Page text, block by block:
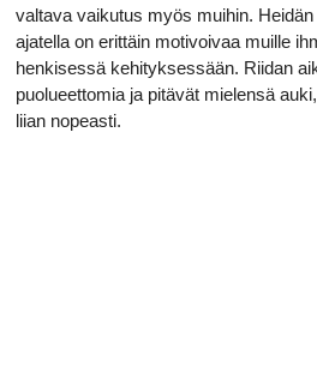
valtava vaikutus myös muihin.
ajatella on erittäin motivoivaa muille
henkisessä kehityksessään. Riidan
puolueettomia ja pitävät mielensä
liian nopeasti.